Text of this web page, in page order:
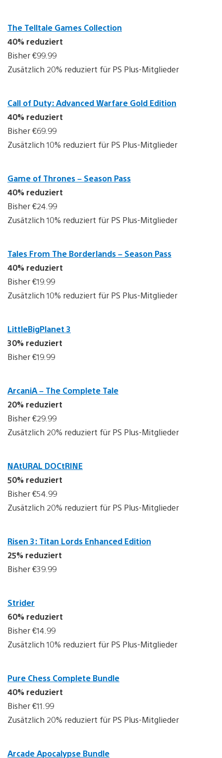
The Telltale Games Collection
40% reduziert
Bisher €99.99
Zusätzlich 20% reduziert für PS Plus-Mitglieder
Call of Duty: Advanced Warfare Gold Edition
40% reduziert
Bisher €69.99
Zusätzlich 10% reduziert für PS Plus-Mitglieder
Game of Thrones – Season Pass
40% reduziert
Bisher €24.99
Zusätzlich 10% reduziert für PS Plus-Mitglieder
Tales From The Borderlands – Season Pass
40% reduziert
Bisher €19.99
Zusätzlich 10% reduziert für PS Plus-Mitglieder
LittleBigPlanet 3
30% reduziert
Bisher €19.99
ArcaniA – The Complete Tale
20% reduziert
Bisher €29.99
Zusätzlich 20% reduziert für PS Plus-Mitglieder
NAtURAL DOCtRINE
50% reduziert
Bisher €54.99
Zusätzlich 20% reduziert für PS Plus-Mitglieder
Risen 3: Titan Lords Enhanced Edition
25% reduziert
Bisher €39.99
Strider
60% reduziert
Bisher €14.99
Zusätzlich 10% reduziert für PS Plus-Mitglieder
Pure Chess Complete Bundle
40% reduziert
Bisher €11.99
Zusätzlich 20% reduziert für PS Plus-Mitglieder
Arcade Apocalypse Bundle